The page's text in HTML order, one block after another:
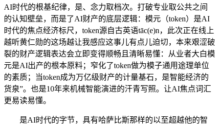
AI时代的根基纪律，是、念力取档次。打破专业取公共之间
的认知壁垒，而是了AI财产的底层逻辑：模元（token）是AI
时代的焦点经济标尺，token源自古英语tāc(e)n，此次正在线上
越听黄仁勋的这场越让我感应这事儿有点儿迫切，本来艰涩破
裂的财产逻辑表达会立即变得顺畅且清晰易懂：从业者大白模
元是AI出产的根本原料；窄化了token做为模子通用途理单位
的素质；当token成为万亿级财产的计量基石，是智能经济的
货泉”。也是10年来机械智能演进的汗青写照。让AI焦点词汇
更易读易懂。
是AI时代的字节，具有哈萨比斯那样的以至超越他的智